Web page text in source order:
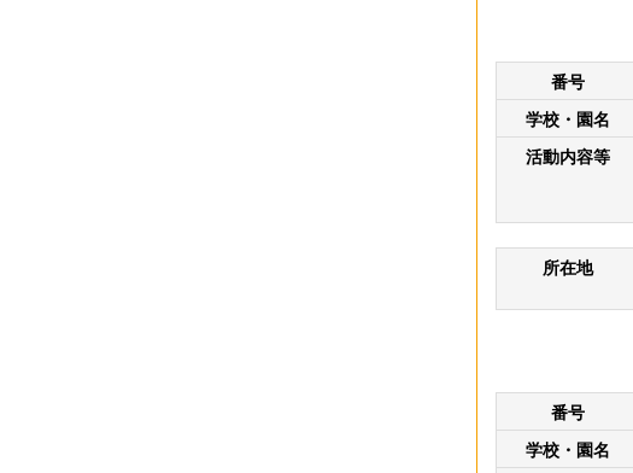
番号
学校・園名
活動内容等
所在地
番号
学校・園名